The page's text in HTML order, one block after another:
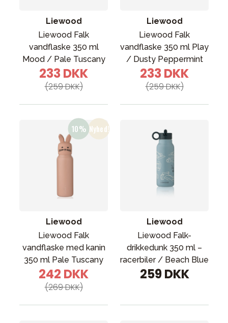
Liewood
Liewood Falk
vandflaske 350 ml
Mood / Pale Tuscany
233 DKK
(259 DKK)
Liewood
Liewood Falk
vandflaske 350 ml Play
/ Dusty Peppermint
233 DKK
(259 DKK)
Liewood
Liewood Falk
vandflaske med kanin
350 ml Pale Tuscany
242 DKK
(269 DKK)
Liewood
Liewood Falk-
drikkedunk 350 ml –
racerbiler / Beach Blue
259 DKK